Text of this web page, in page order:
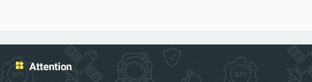
Attention